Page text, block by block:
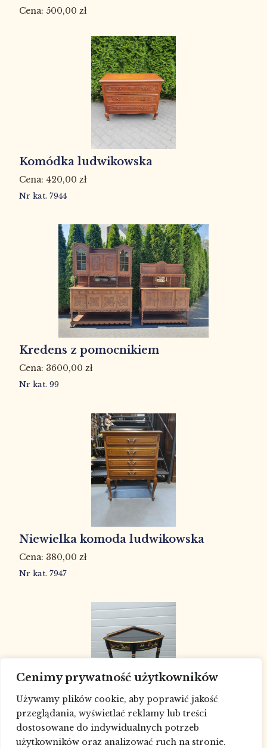
Cenimy prywatność użytkowników
Używamy plików cookie, aby poprawić jakość
przeglądania, wyświetlać reklamy lub treści
dostosowane do indywidualnych potrzeb
użytkowników oraz analizować ruch na stronie.
500,00zł
Komódka ludwikowska
420,00zł
Nr kat. 7944
Kredens z pomocnikiem
3600,00zł
Nr kat. 99
Niewielka komoda ludwikowska
380,00 zł
Nr kat. 7947
Szafeczka narożna
600,00 zł